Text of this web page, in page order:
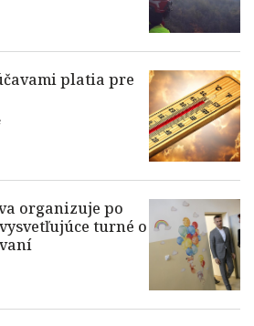
platia pre
organizuje po
turné o